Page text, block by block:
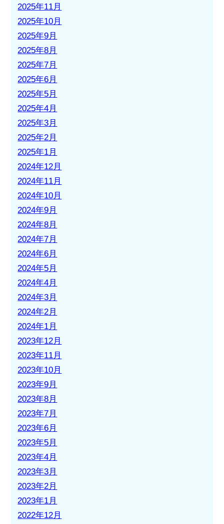
2025年11月
2025年10月
2025年9月
2025年8月
2025年7月
2025年6月
2025年5月
2025年4月
2025年3月
2025年2月
2025年1月
2024年12月
2024年11月
2024年10月
2024年9月
2024年8月
2024年7月
2024年6月
2024年5月
2024年4月
2024年3月
2024年2月
2024年1月
2023年12月
2023年11月
2023年10月
2023年9月
2023年8月
2023年7月
2023年6月
2023年5月
2023年4月
2023年3月
2023年2月
2023年1月
2022年12月